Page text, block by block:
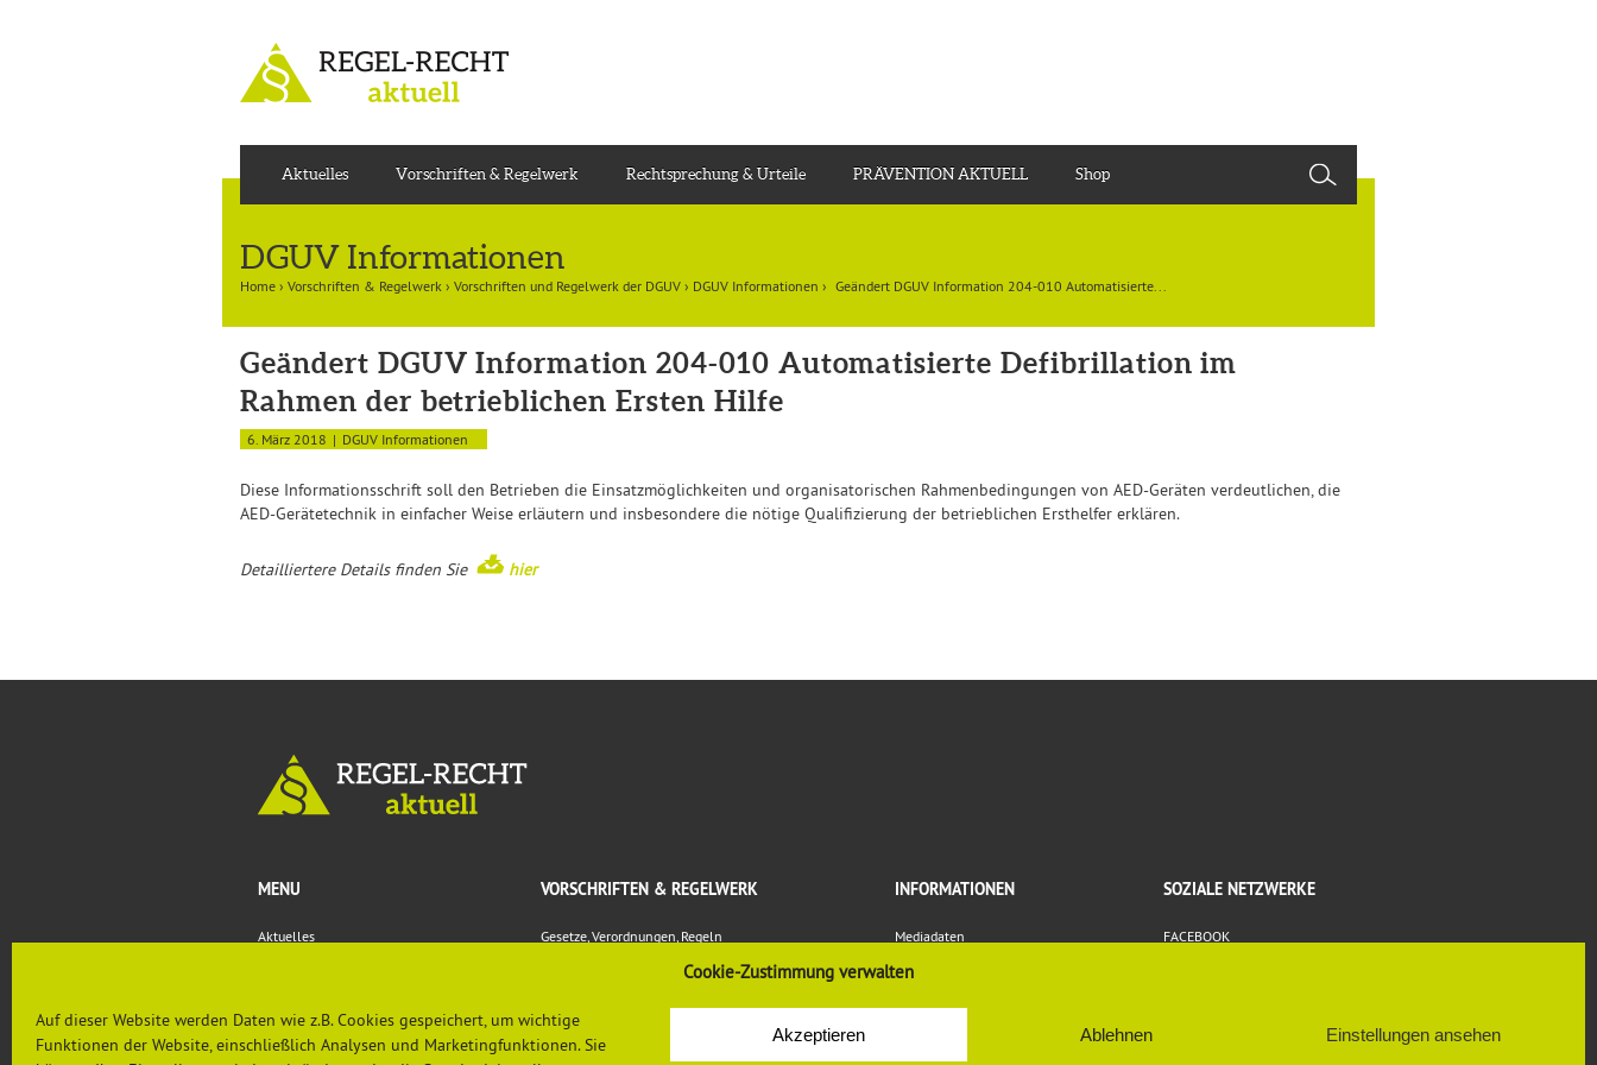
Cookie-Zustimmung verwalten
Auf dieser Website werden Daten wie z.B. Cookies gespeichert, um wichtige
Funktionen der Website, einschließlich Analysen und Marketingfunktionen. Sie
Akzeptieren Ablehnen Einstellungen ansehen
Aktuelles Vorschriften & Regelwerk Rechtsprechung & Urteile PRÄVENTION AKTUELL Shop
DGUV Informationen
Home › Vorschriften & Regelwerk › Vorschriften und Regelwerk der DGUV › DGUV Informationen › Geändert DGUV Information 204-010 Automatisierte...
Geändert DGUV Information 204-010 Automatisierte Defibrillation im
Rahmen der betrieblichen Ersten Hilfe
6. März 2018 DGUV Informationen
Diese Informationsschrift soll den Betrieben die Einsatzmöglichkeiten und organisatorischen Rahmenbedingungen von AED-Geräten verdeutlichen, die
AED-Gerätetechnik in einfacher Weise erläutern und insbesondere die nötige Qualifizierung der betrieblichen Ersthelfer erklären.
Detailliertere Details finden Sie hier
MENU
Aktuelles
VORSCHRIFTEN & REGELWERK
Gesetze, Verordnungen, Regeln
Vorschriften und Regelwerk der DGUV
LASI-Publikationen
INFORMATIONEN
Mediadaten
Impressum
Newsletter-Anmeldung
SOZIALE NETZWERKE
FACEBOOK